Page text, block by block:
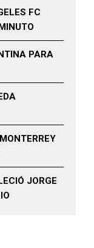
FC
PARA
JORGE